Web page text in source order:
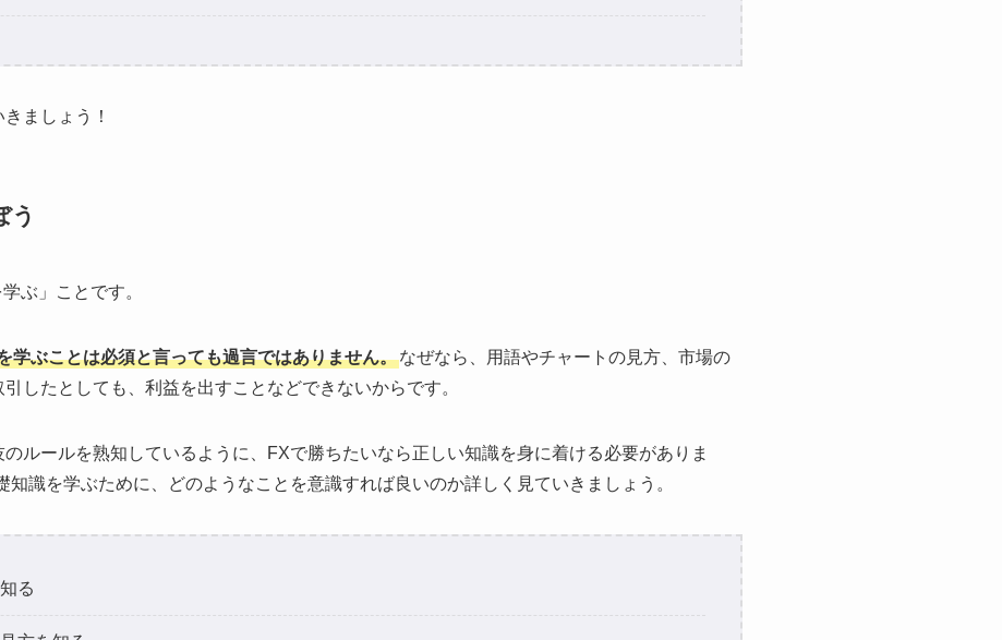
ましょう！
う
ぶ」ことです。
学ぶことは必須と言っても過言ではありません。なぜなら、用語やチャートの見方、市場の
したとしても、利益を出すことなどできないからです。
ルールを熟知しているように、FXで勝ちたいなら正しい知識を身に着ける必要がありま
知識を学ぶために、どのようなことを意識すれば良いのか詳しく見ていきましょう。
る